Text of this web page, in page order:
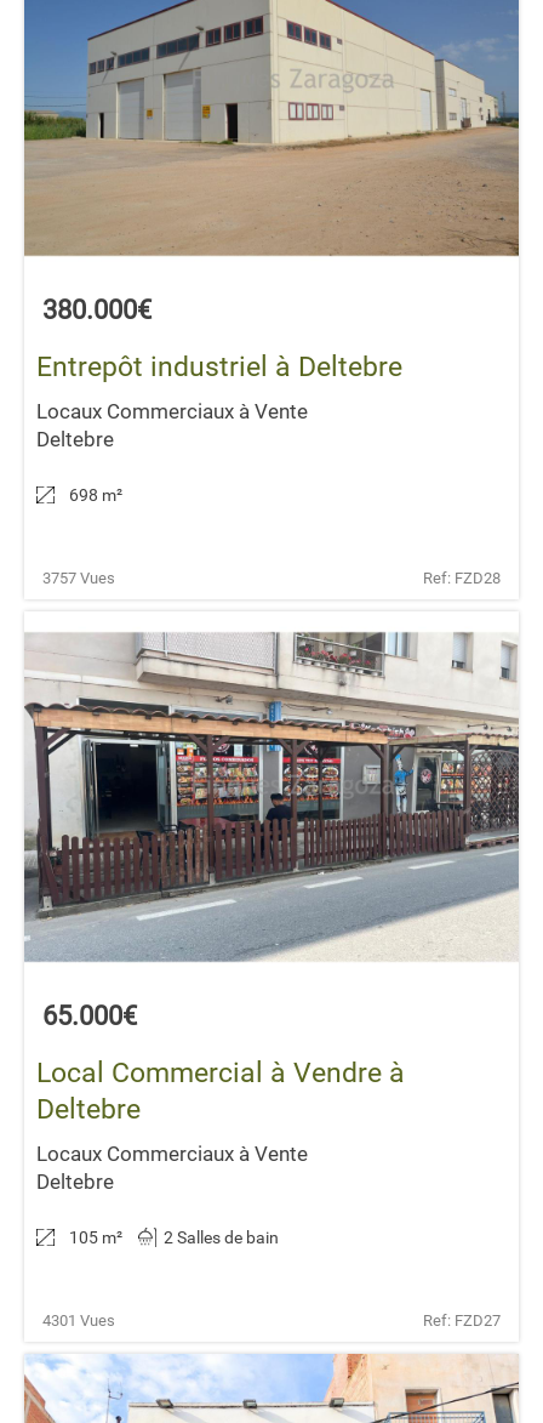
380.000€
Entrepôt industriel à Deltebre
Locaux Commerciaux à Vente
Deltebre
698 m²
3757 Vues Ref: FZD28
65.000€
Local Commercial à Vendre à
Deltebre
Locaux Commerciaux à Vente
Deltebre
105 m² 2 Salles de bain
4301 Vues Ref: FZD27